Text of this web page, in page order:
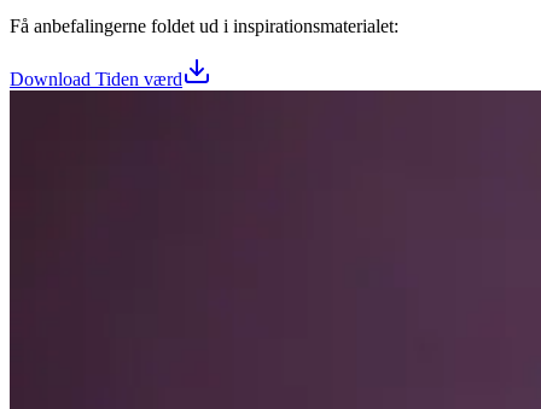
Få anbefalingerne foldet ud i inspirationsmaterialet:
Download Tiden værd